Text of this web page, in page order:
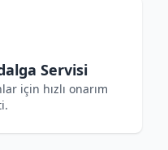
Servisi
için hızlı onarım